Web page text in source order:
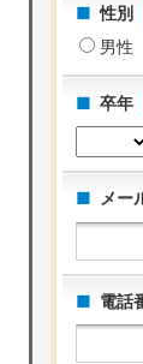
性別
男性
卒年
メー
電話